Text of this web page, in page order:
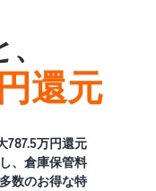
還元
787.5万円還元
、倉庫保管料
数のお得な特